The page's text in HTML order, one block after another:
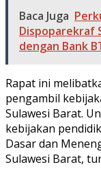
Baca Juga
Dispoparekraf
dengan Bank
Rapat ini
pengambil
Sulawesi Barat.
kebijakan
Dasar dan
Sulawesi Barat,